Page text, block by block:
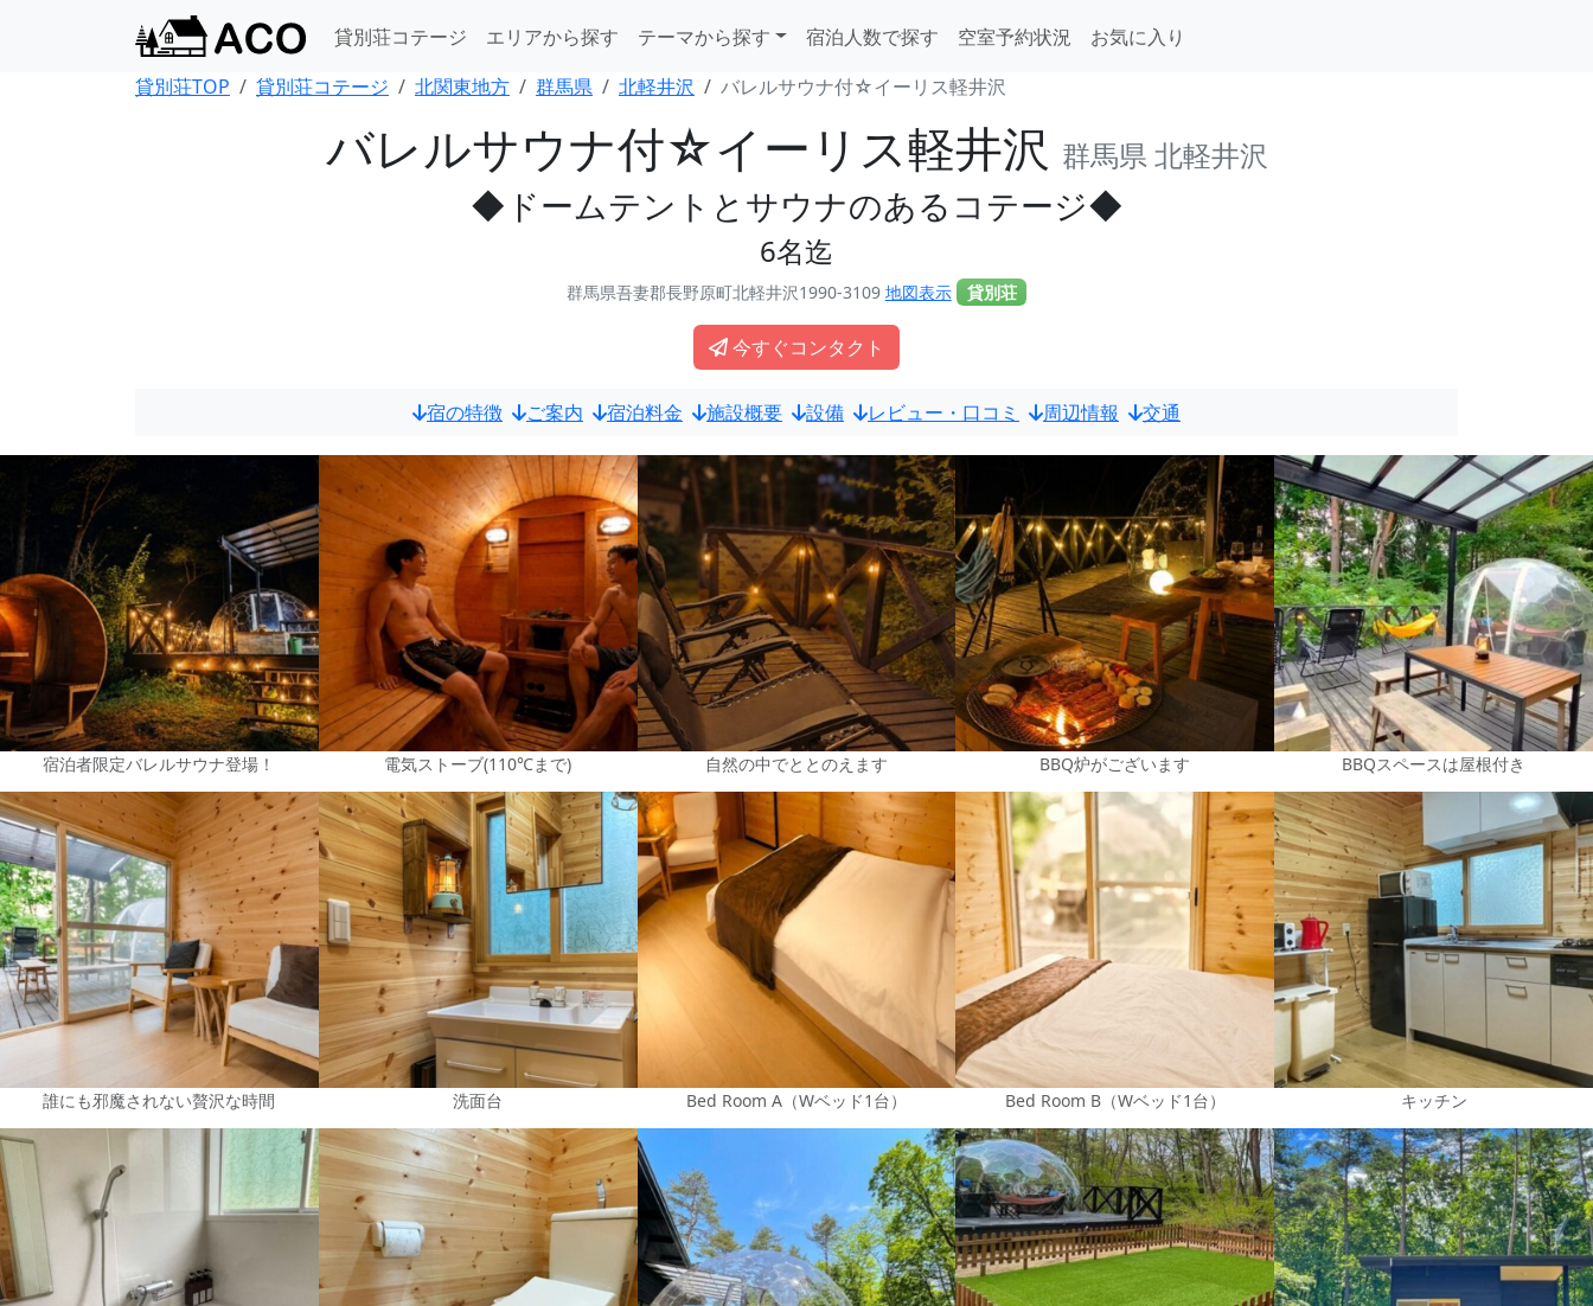
貸別荘コテージ エリアから探す テーマから探す 宿泊人数で探す 空室予約状況
お気に入り
貸別荘TOP
貸別荘コテージ 北関東地方 群馬県 北軽井沢 バレルサウナ付☆イーリス軽井沢
バレルサウナ付☆イーリス軽井沢 群馬県 北軽井沢
◆ドームテントとサウナのあるコテージ◆
6名迄
群馬県吾妻郡長野原町北軽井沢1990-3109 地図表示 貸別荘
今すぐコンタクト
宿の特徴 ご案内 宿泊料金 施設概要 設備 レビュー・口コミ 周辺情報 交通
宿泊者限定バレルサウナ登場！ 電気ストーブ(110℃まで) 自然の中でととのえます BBQ炉がございます BBQスペースは屋根付き
誰にも邪魔されない贅沢な時間 洗面台 Bed Room A（Wベッド1台） Bed Room B（Wベッド1台） キッチン